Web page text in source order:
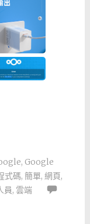
, Google
式碼, 簡單, 網頁,
員, 雲端